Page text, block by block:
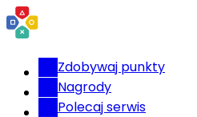
Zdobywaj punkty
Nagrody
Polecaj serwis